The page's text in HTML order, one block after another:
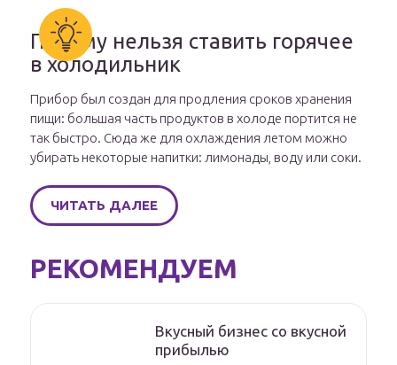
Почему нельзя ставить горячее
в холодильник
Прибор был создан для продления сроков хранения
пищи: большая часть продуктов в холоде портится не
так быстро. Сюда же для охлаждения летом можно
убирать некоторые напитки: лимонады, воду или соки.
ЧИТАТЬ ДАЛЕЕ
РЕКОМЕНДУЕМ
Вкусный бизнес со вкусной
прибылью